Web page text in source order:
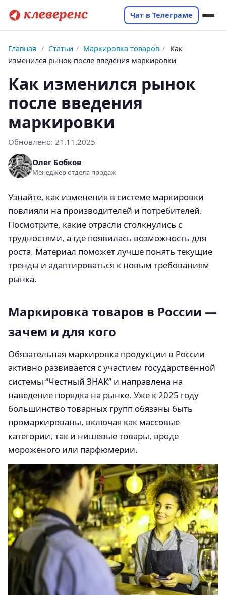
Чат в Телеграме
Главная / Статьи / Маркировка товаров / Как
изменился рынок после введения маркировки
Как изменился рынок
после введения
маркировки
Обновлено: 21.11.2025
Олег Бобков
Менеджер отдела продаж
Узнайте, как изменения в системе маркировки
повлияли на производителей и потребителей.
Посмотрите, какие отрасли столкнулись с
трудностями, а где появилась возможность для
роста. Материал поможет лучше понять текущие
тренды и адаптироваться к новым требованиям
рынка.
Маркировка товаров в России —
зачем и для кого
Обязательная маркировка продукции в России
активно развивается с участием государственной
системы “Честный ЗНАК” и направлена на
наведение порядка на рынке. Уже к 2025 году
большинство товарных групп обязаны быть
промаркированы, включая как массовые
категории, так и нишевые товары, вроде
мороженого или парфюмерии.